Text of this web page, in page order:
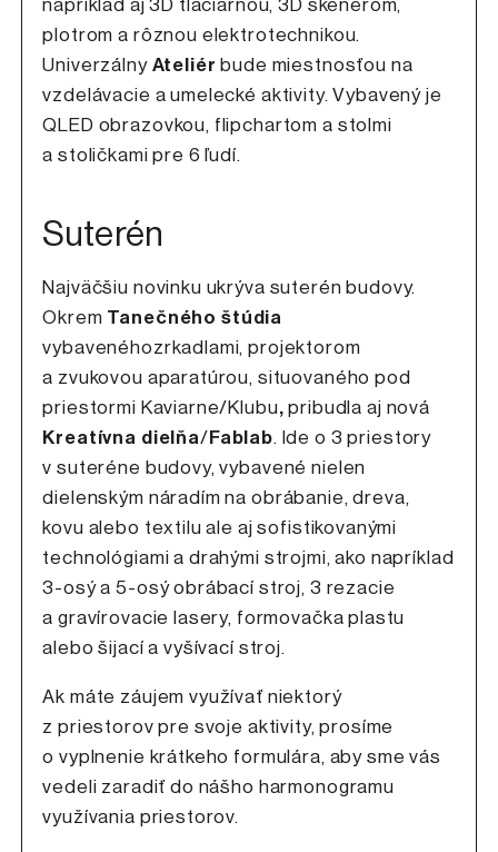
napríklad aj 3D tlačiarňou, 3D skenerom,
plotrom a rôznou elektrotechnikou.
Univerzálny Ateliér bude miestnosťou na
vzdelávacie a umelecké aktivity. Vybavený je
QLED obrazovkou, flipchartom a stolmi
a stoličkami pre 6 ľudí.
Suterén
Najväčšiu novinku ukrýva suterén budovy.
Okrem Tanečného štúdia
vybavenéhozrkadlami, projektorom
a zvukovou aparatúrou, situovaného pod
priestormi Kaviarne/Klubu,pribudla aj nová
Kreatívna dielňa/ Fablab. Ide o 3 priestory
v suteréne budovy, vybavené nielen
dielenským náradím na obrábanie, dreva,
kovu alebo textilu ale aj sofistikovanými
technológiami a drahými strojmi, ako napríklad
3-osý a 5-osý obrábací stroj, 3 rezacie
a gravírovacie lasery, formovačka plastu
alebo šijací a vyšívací stroj.
Ak máte záujem využívať niektorý
z priestorov pre svoje aktivity, prosíme
o vyplnenie krátkeho formulára, aby sme vás
vedeli zaradiť do nášho harmonogramu
využívania priestorov.